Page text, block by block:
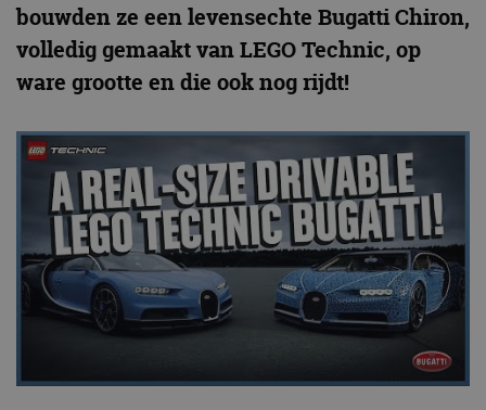
bouwden ze een levensechte Bugatti Chiron,
volledig gemaakt van LEGO Technic, op
ware grootte en die ook nog rijdt!